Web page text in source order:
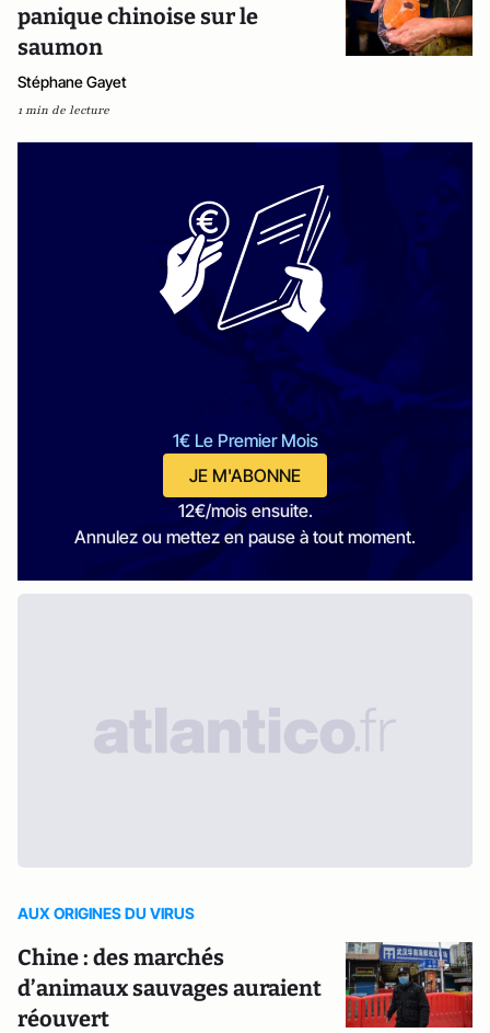
panique chinoise sur le
saumon
Stéphane Gayet
1 min de lecture
1€ Le Premier Mois
JE M'ABONNE
12€/mois ensuite.
Annulez ou mettez en pause à tout moment.
AUX ORIGINES DU VIRUS
Chine : des marchés
d’animaux sauvages auraient
réouvert